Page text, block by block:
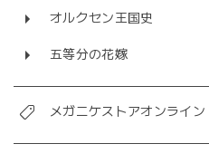
オルクセン王国史
五等分の花嫁
メガニケストアオンライン